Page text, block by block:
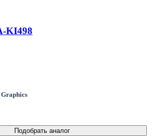
KI498
Подобрать аналог